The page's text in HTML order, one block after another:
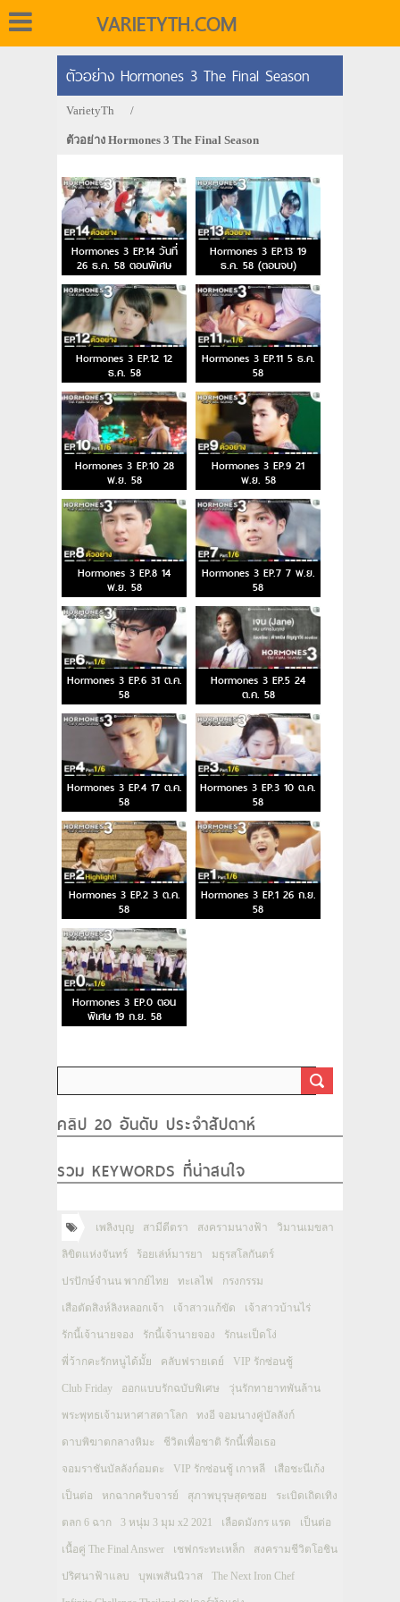
VARIETYTH.COM
ตัวอย่าง Hormones 3 The Final Season
VarietyTh /
ตัวอย่าง Hormones 3 The Final Season
Hormones 3 EP.14 วันที่
26 ธ.ค. 58 ตอนพิเศษ
Hormones 3 EP.13 19
ธ.ค. 58 (ตอนจบ)
Hormones 3 EP.12 12
ธ.ค. 58
Hormones 3 EP.11 5 ธ.ค.
58
Hormones 3 EP.10 28
พ.ย. 58
Hormones 3 EP.9 21
พ.ย. 58
Hormones 3 EP.8 14
พ.ย. 58
Hormones 3 EP.7 7 พ.ย.
58
Hormones 3 EP.6 31 ต.ค.
58
Hormones 3 EP.5 24
ต.ค. 58
Hormones 3 EP.4 17 ต.ค.
58
Hormones 3 EP.3 10 ต.ค.
58
Hormones 3 EP.2 3 ต.ค.
58
Hormones 3 EP.1 26 ก.ย.
58
Hormones 3 EP.0 ตอน
พิเศษ 19 ก.ย. 58
คลิป 20 อันดับ ประจำสัปดาห์
รวม KEYWORDS ที่น่าสนใจ
เพลิงบุญ สามีตีตรา สงครามนางฟ้า วิมานเมขลา
ลิขิตแห่งจันทร์ ร้อยเล่ห์มารยา มธุรสโลกันตร์
ปรปักษ์จำนน พากย์ไทย ทะเลไฟ กรงกรรม
เสือตัดสิงห์ลิงหลอกเจ้า เจ้าสาวแก้ขัด เจ้าสาวบ้านไร่
รักนี้เจ้านายจอง รักนี้เจ้านายจอง รักนะเป็ดโง่
พี่ว้ากคะรักหนูได้มั้ย คลับฟรายเดย์ VIP รักซ่อนชู้
Club Friday ออกแบบรักฉบับพิเศษ วุ่นรักทายาทพันล้าน
พระพุทธเจ้ามหาศาสดาโลก ทงอี จอมนางคู่บัลลังก์
ดาบพิฆาตกลางหิมะ ชีวิตเพื่อชาติ รักนี้เพื่อเธอ
จอมราชันบัลลังก์อมตะ VIP รักซ่อนชู้ เกาหลี เสือชะนีเก้ง
เป็นต่อ หกฉากครับจารย์ สุภาพบุรุษสุดซอย ระเบิดเถิดเทิง
ตลก 6 ฉาก 3 หนุ่ม 3 มุม x2 2021 เลือดมังกร แรด เป็นต่อ
เนื้อคู่ The Final Answer เชฟกระทะเหล็ก สงครามชีวิตโอชิน
ปริศนาฟ้าแลบ บุพเพสันนิวาส The Next Iron Chef